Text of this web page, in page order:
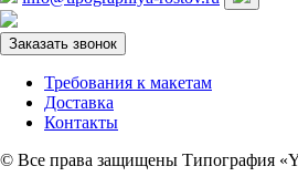
Заказать звонок
Требования к макетам
Доставка
Контакты
© Все права защищены Типография